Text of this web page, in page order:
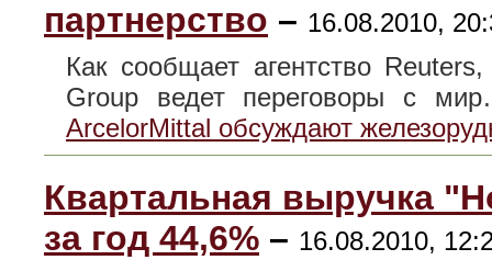
партнерство – 16.08.2010,
Как сообщает агентство
Group ведет переговоры с
ArcelorMittal обсуждают
Квартальная выручка
за год 44,6% – 16.08.2010,